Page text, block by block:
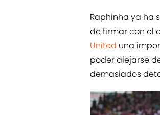
Raphinha ya ha
de firmar con el
United una
poder alejarse
demasiados